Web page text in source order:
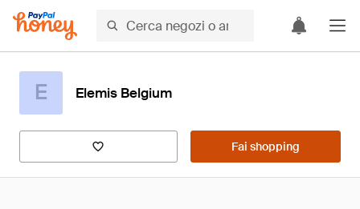
E Elemis Belgium
Fai shopping